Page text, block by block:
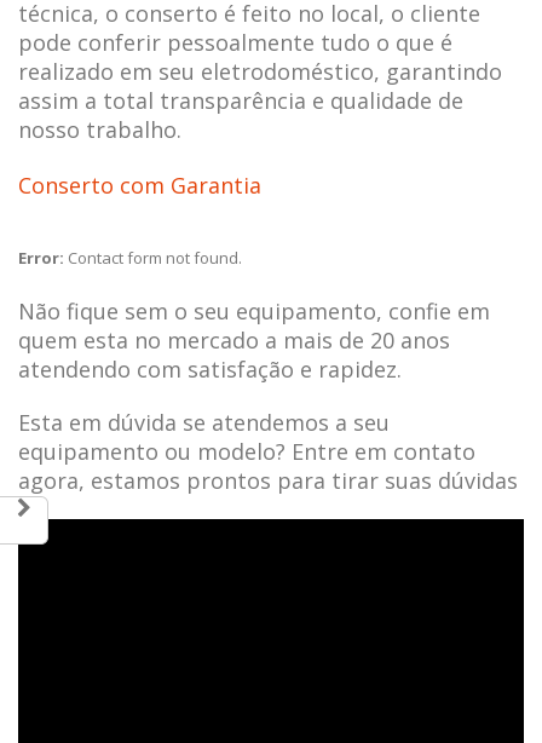
técnica, o conserto é feito no local, o cliente
pode conferir pessoalmente tudo o que é
realizado em seu eletrodoméstico, garantindo
assim a total transparência e qualidade de
nosso trabalho.
Conserto com Garantia
Error: Contact form not found.
Não fique sem o seu equipamento, confie em
quem esta no mercado a mais de 20 anos
atendendo com satisfação e rapidez.
Esta em dúvida se atendemos a seu
equipamento ou modelo? Entre em contato
agora, estamos prontos para tirar suas dúvidas